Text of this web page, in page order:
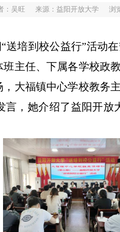
：吴旺 来源：益阳开放大学 浏
送培到校公益行”活动
主任、下属各学校政
大福镇中心学校教务
，她介绍了益阳开